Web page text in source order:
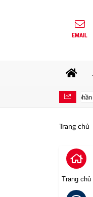
EMAIL
góp phần bảo vệ Tổ
Trang chủ
Trang chủ